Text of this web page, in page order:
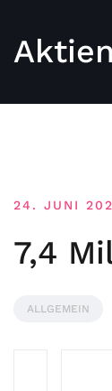
24. JUNI
7,4
ALLGEMEIN